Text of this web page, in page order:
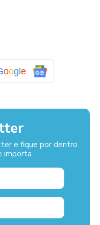
oogle
e fique por dentro
importa.